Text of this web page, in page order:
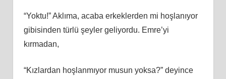
“Yoktu!” Aklıma, acaba erkeklerden mi hoşlanıyor
gibisinden türlü şeyler geliyordu. Emre’yi
kırmadan,
“Kızlardan hoşlanmıyor musun yoksa?” deyince